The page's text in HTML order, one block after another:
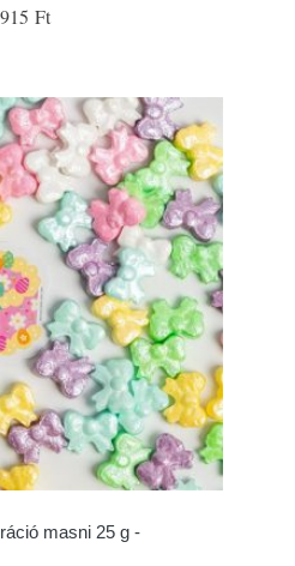
Ft
masni 25 g -